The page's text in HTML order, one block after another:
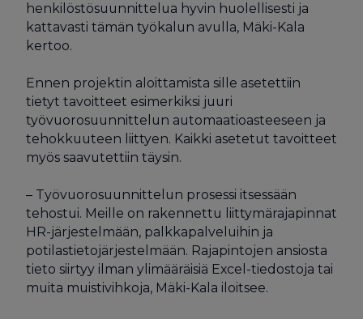
henkilöstösuunnittelua hyvin huolellisesti ja
kattavasti tämän työkalun avulla, Mäki-Kala
kertoo.
Ennen projektin aloittamista sille asetettiin
tietyt tavoitteet esimerkiksi juuri
työvuorosuunnittelun automaatioasteeseen ja
tehokkuuteen liittyen. Kaikki asetetut tavoitteet
myös saavutettiin täysin.
– Työvuorosuunnittelun prosessi itsessään
tehostui. Meille on rakennettu liittymärajapinnat
HR-järjestelmään, palkkapalveluihin ja
potilastietojärjestelmään. Rajapintojen ansiosta
tieto siirtyy ilman ylimääräisiä Excel-tiedostoja tai
muita muistivihkoja, Mäki-Kala iloitsee.